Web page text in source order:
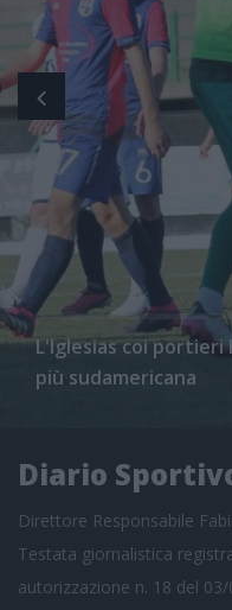
L'Iglesias coi portieri
più sudamericana
Diario
Direttore Responsabile
Testata giornalistica
autorizzazione n. 18 del